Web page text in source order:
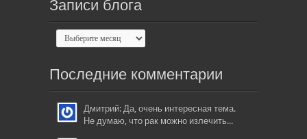
Записи блога
Последние комментарии
Дмитрий: Да, очень интересная тема.
Не думаю, что рак можно излечить...